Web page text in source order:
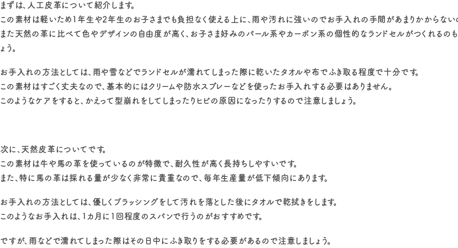
まずは、人工皮革について紹介します。
この素材は軽いため1年生や2年生のお子さまでも負担なく使える上に、雨や汚れに強いのでお手入れの手間があまりかからない
また天然の革に比べて色やデザインの自由度が高く、お子さま好みのパール系やカーボン系の個性的なランドセルがつくれるの
ょう。
お手入れの方法としては、雨や雪などでランドセルが濡れてしまった際に乾いたタオルや布でふき取る程度で十分です。
この素材はすごく丈夫なので、基本的にはクリームや防水スプレーなどを使ったお手入れする必要はありません。
このようなケアをすると、かえって型崩れをしてしまったりヒビの原因になったりするので注意しましょう。
次に、天然皮革についてです。
この素材は牛や馬の革を使っているのが特徴で、耐久性が高く長持ちしやすいです。
また、特に馬の革は採れる量が少なく非常に貴重なので、毎年生産量が低下傾向にあります。
お手入れの方法としては、優しくブラッシングをして汚れを落とした後にタオルで乾拭きをします。
このようなお手入れは、1カ月に1回程度のスパンで行うのがおすすめです。
ですが、雨などで濡れてしまった際はその日中にふき取りをする必要があるので注意しましょう。